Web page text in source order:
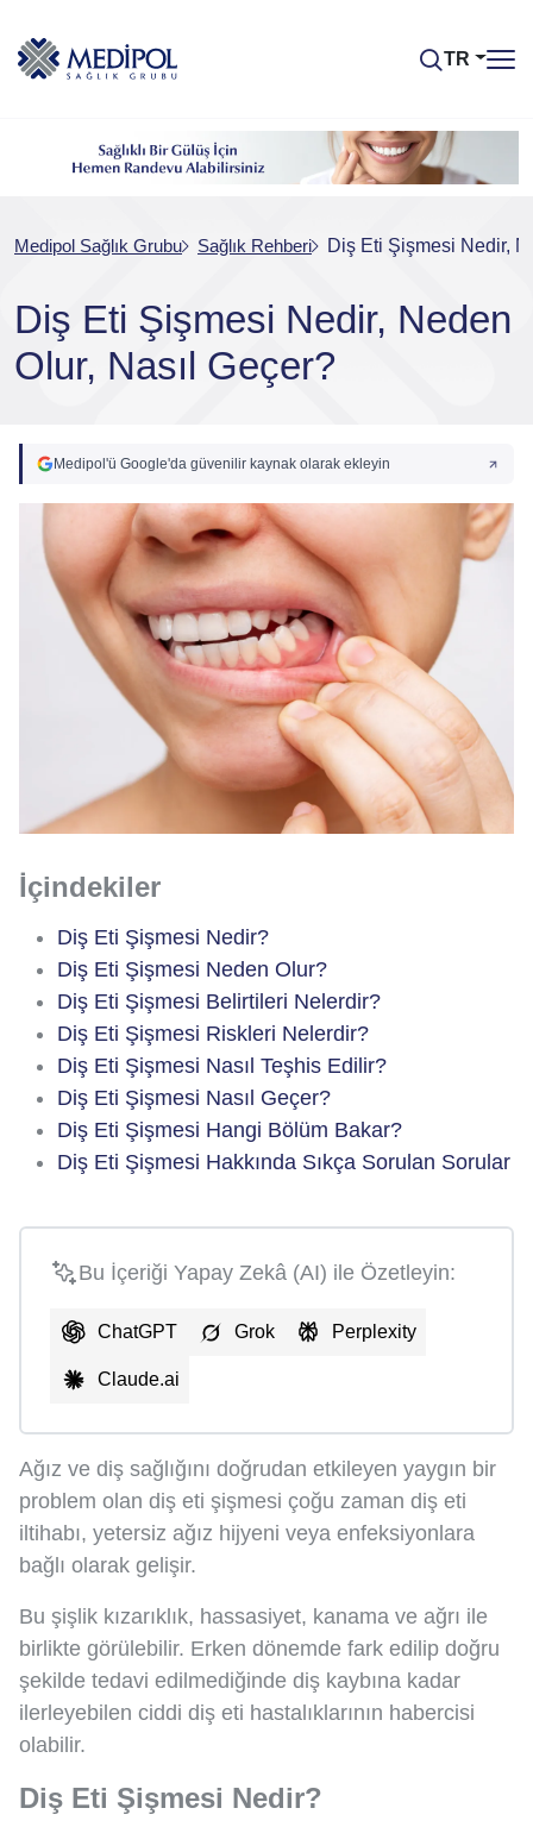
TR
Medipol Sağlık Grubu Sağlık Rehberi Diş Eti Şişmesi Nedir,
Diş Eti Şişmesi Nedir, Neden
Olur, Nasıl Geçer?
Medipol'ü Google'da güvenilir kaynak olarak ekleyin
İçindekiler
Diş Eti Şişmesi Nedir?
Diş Eti Şişmesi Neden Olur?
Diş Eti Şişmesi Belirtileri Nelerdir?
Diş Eti Şişmesi Riskleri Nelerdir?
Diş Eti Şişmesi Nasıl Teşhis Edilir?
Diş Eti Şişmesi Nasıl Geçer?
Diş Eti Şişmesi Hangi Bölüm Bakar?
Diş Eti Şişmesi Hakkında Sıkça Sorulan Sorular
Bu İçeriği Yapay Zekâ (AI) ile Özetleyin:
ChatGPT Grok Perplexity
Claude.ai
Ağız ve diş sağlığını doğrudan etkileyen yaygın bir
problem olan diş eti şişmesi çoğu zaman diş eti
iltihabı, yetersiz ağız hijyeni veya enfeksiyonlara
bağlı olarak gelişir.
Bu şişlik kızarıklık, hassasiyet, kanama ve ağrı ile
birlikte görülebilir. Erken dönemde fark edilip doğru
şekilde tedavi edilmediğinde diş kaybına kadar
ilerleyebilen ciddi diş eti hastalıklarının habercisi
olabilir.
Diş Eti Şişmesi Nedir?